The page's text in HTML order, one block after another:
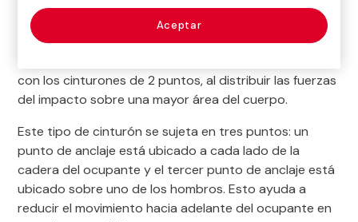
Este tipo de cinturón de seguridad tiene tres puntos
de anclaje y es más avanzado y ofrece mayor
con los cinturones de 2 puntos, al distribuir las fuerzas
del impacto sobre una mayor área del cuerpo.
Este tipo de cinturón se sujeta en tres puntos: un
punto de anclaje está ubicado a cada lado de la
cadera del ocupante y el tercer punto de anclaje está
ubicado sobre uno de los hombros. Esto ayuda a
reducir el movimiento hacia adelante del ocupante en
Aceptar